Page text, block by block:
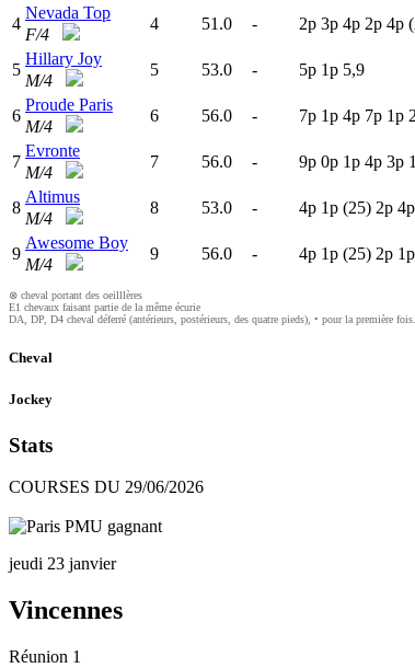
4
Nevada Top
F/4
4 51.0 - 2p 3p 4p 2p 4p
5
Hillary Joy
M/4
5 53.0 - 5p 1p 5,9
6
Proude Paris
M/4
6 56.0 - 7p 1p 4p 7p 1p 2
7
Evronte
M/4
7 56.0 - 9p 0p 1p 4p 3p 1
8
Altimus
M/4
8 53.0 - 4p 1p (25) 2p 4p
9
Awesome Boy
M/4
9 56.0 - 4p 1p (25) 2p 1p
⊗ cheval portant des oeilllères
E1 chevaux faisant partie de la même écurie
DA, DP, D4 cheval déferré (antérieurs, postérieurs, des quatre pieds), • pour la première fois.
Cheval
Jockey
Stats
COURSES DU 29/06/2026
jeudi 23 janvier
Vincennes
Réunion 1